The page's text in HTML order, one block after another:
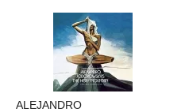
ALEJANDRO